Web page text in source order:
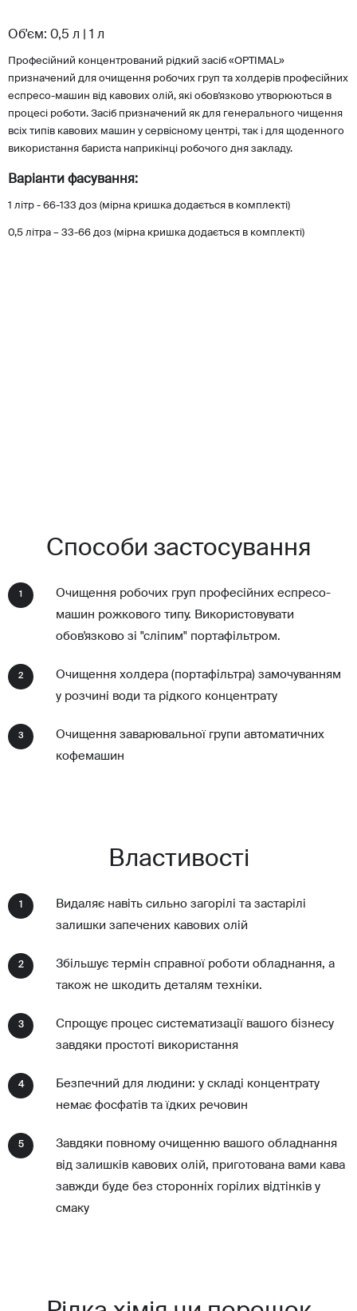
Об'єм: 0,5 л | 1 л
Професійний концентрований рідкий засіб «OPTIMAL»
призначений для очищення робочих груп та холдерів професійних
еспресо-машин від кавових олій, які обов'язково утворюються в
процесі роботи. Засіб призначений як для генерального чищення
всіх типів кавових машин у сервісному центрі, так і для щоденного
використання бариста наприкінці робочого дня закладу.
Варіанти фасування:
1 літр - 66-133 доз (мірна кришка додається в комплекті)
0,5 літра – 33-66 доз (мірна кришка додається в комплекті)
Способи застосування
1
Очищення робочих груп професійних еспресо-
машин рожкового типу. Використовувати
обов'язково зі "сліпим" портафільтром.
2
Очищення холдера (портафільтра) замочуванням
у розчині води та рідкого концентрату
3
Очищення заварювальної групи автоматичних
кофемашин
Властивості
Видаляє навіть сильно загорілі та застарілі
залишки запечених кавових олій
2
Збільшує термін справної роботи обладнання, а
також не шкодить деталям техніки.
3
Спрощує процес систематизації вашого бізнесу
завдяки простоті використання
4
Безпечний для людини: у складі концентрату
немає фосфатів та їдких речовин
5
Завдяки повному очищенню вашого обладнання
від залишків кавових олій, приготована вами кава
завжди буде без сторонніх горілих відтінків у
смаку